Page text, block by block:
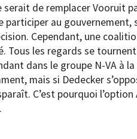
de remplacer Vooruit
au gouvernement,
Cependant, une
Tous les regards se
dans le groupe N-VA à
mais si Dedecker
C’est pourquoi